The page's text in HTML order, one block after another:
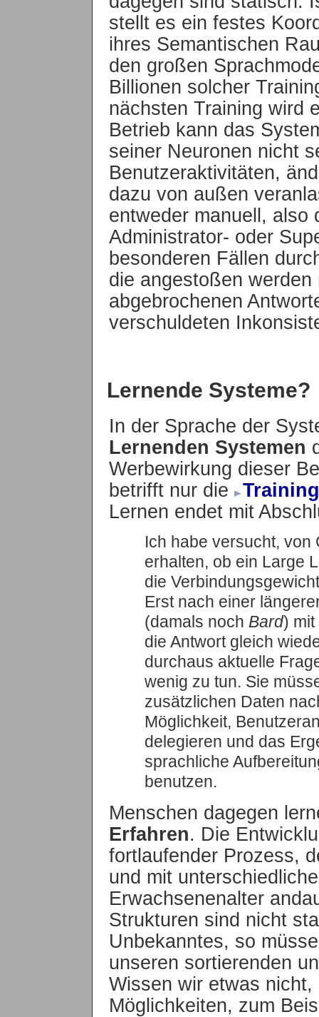
stellt es ein festes
ihres Semantischen
den großen
Billionen solcher
nächsten Training wird
Betrieb kann das
seiner Neuronen nicht
Benutzeraktivitäten,
dazu von außen
entweder manuell, also
Administrator- oder
besonderen Fällen
die angestoßen
abgebrochenen
verschuldeten
Lernende Systeme?
In der Sprache der
Lernenden Systemen
Werbewirkung dieser
betrifft nur die
Lernen endet mit
Ich habe versucht, von
erhalten, ob ein Large
die
Erst nach einer
(damals noch Bard) mit
die Antwort gleich
durchaus aktuelle
wenig zu tun. Sie
zusätzlichen Daten
Möglichkeit,
delegieren und das
sprachliche
benutzen.
Menschen dagegen
Erfahren. Die
fortlaufender Prozess,
und mit
Erwachsenenalter
Strukturen sind nicht
Unbekanntes, so
unseren sortierenden
Wissen wir etwas
Möglichkeiten, zum